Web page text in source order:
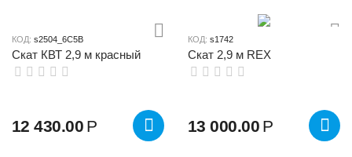
КОД: s2504_6C5B
Скат КВТ 2,9 м красный
12 430.00 Р
КОД: s1742
Скат 2,9 м REX
13 000.00 Р